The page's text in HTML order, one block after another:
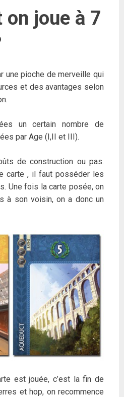
on joue à 7
une pioche de merveille qui
et des avantages selon
un certain nombre de
par Age (I,II et III).
de construction ou pas.
carte , il faut posséder les
Une fois la carte posée, on
à son voisin, on a donc un
est jouée, c’est la fin de
et hop, on recommence